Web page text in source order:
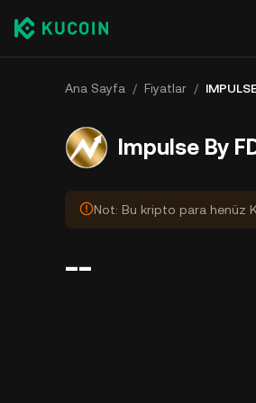
Ana Sayfa / Fiyatlar /
Impulse By
Not: Bu kripto para henüz
--